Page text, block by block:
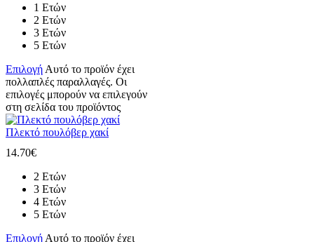
1 Ετών
2 Ετών
3 Ετών
5 Ετών
Επιλογή Αυτό το προϊόν έχει
πολλαπλές παραλλαγές. Οι
επιλογές μπορούν να επιλεγούν
στη σελίδα του προϊόντος
Πλεκτό πουλόβερ χακί
14.70€
2 Ετών
3 Ετών
4 Ετών
5 Ετών
Επιλογή Αυτό το προϊόν έχει